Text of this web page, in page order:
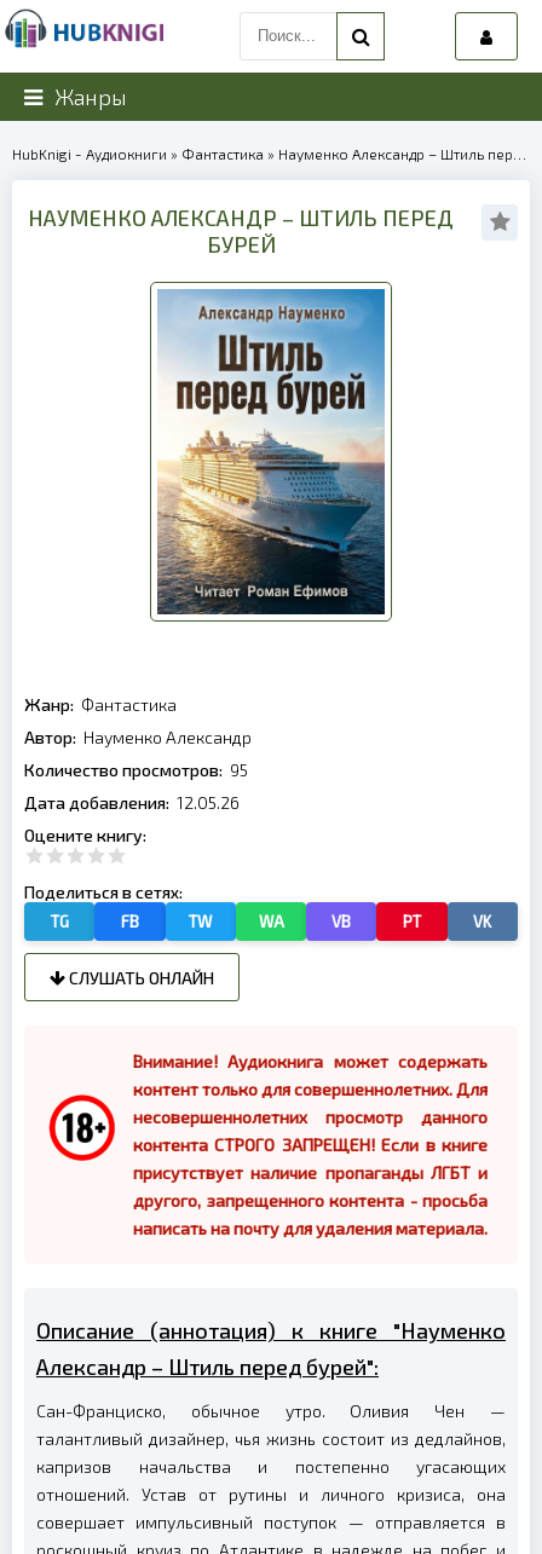
Жанры
HubKnigi - Аудиокниги » Фантастика » Науменко Александр – Штиль перед бурей | 39924
НАУМЕНКО АЛЕКСАНДР – ШТИЛЬ ПЕРЕД
БУРЕЙ
Жанр: Фантастика
Автор: Науменко Александр
Количество просмотров: 95
Дата добавления: 12.05.26
Оцените книгу:
Поделиться в сетях:
TG FB TW WA VB PT VK
СЛУШАТЬ ОНЛАЙН
Внимание! Аудиокнига может содержать
контент только для совершеннолетних. Для
несовершеннолетних просмотр данного
контента СТРОГО ЗАПРЕЩЕН! Если в книге
присутствует наличие пропаганды ЛГБТ и
другого, запрещенного контента - просьба
написать на почту для удаления материала.
Описание (аннотация) к книге "Науменко
Александр – Штиль перед бурей":
Сан-Франциско, обычное утро. Оливия Чен —
талантливый дизайнер, чья жизнь состоит из дедлайнов,
капризов начальства и постепенно угасающих
отношений. Устав от рутины и личного кризиса, она
совершает импульсивный поступок — отправляется в
роскошный круиз по Атлантике в надежде на побег и